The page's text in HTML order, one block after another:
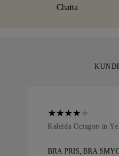
det inom 30 dagar.
för ditt ögonblick.
Chatta
Kaleida Octagon in
BRA PRIS, BRA